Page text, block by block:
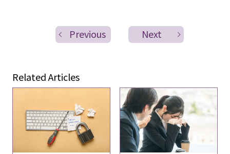
Previous Next
Related Articles